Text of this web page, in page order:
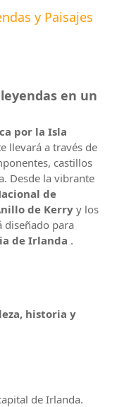
y Paisajes
en un
por la Isla
llevará a través de
castillos
Desde la vibrante
de
de Kerryy los
diseñado para
de Irlanda .
historia y
de Irlanda.